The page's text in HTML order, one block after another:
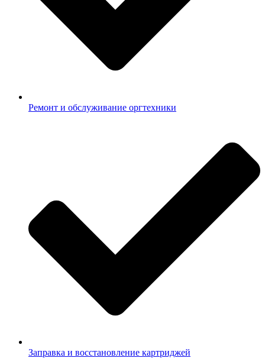
Ремонт и обслуживание оргтехники
Заправка и восстановление картриджей